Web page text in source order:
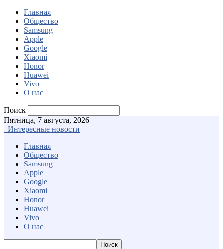
Главная
Общество
Samsung
Apple
Google
Xiaomi
Honor
Huawei
Vivo
О нас
Поиск
Пятница, 7 августа, 2026
Интересные новости
Главная
Общество
Samsung
Apple
Google
Xiaomi
Honor
Huawei
Vivo
О нас